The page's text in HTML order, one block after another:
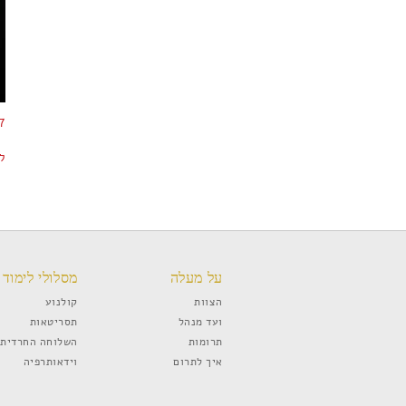
על מעלה
הצוות
ועד מנהל
תרומות
איך לתרום
מסלולי לימוד
קולנוע
תסריטאות
השלוחה החרדית
וידאותרפיה